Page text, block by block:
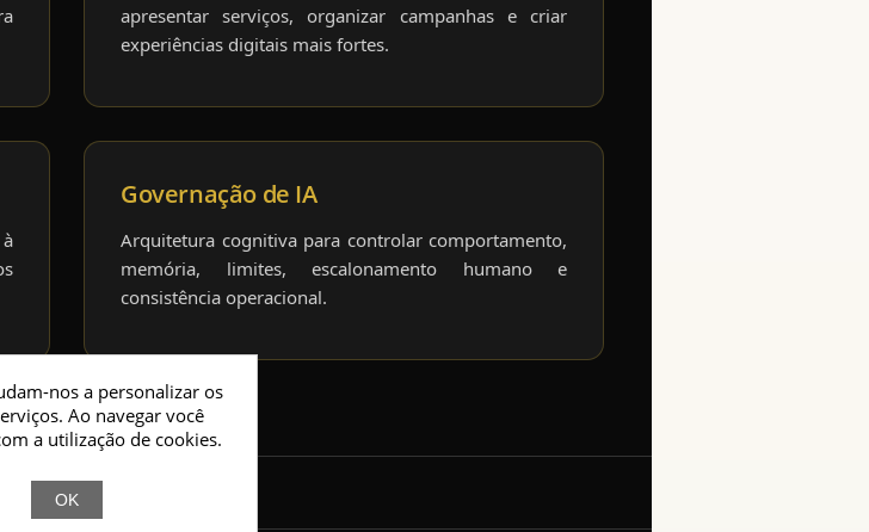
apresentar serviços, organizar campanhas e criar
experiências digitais mais fortes.
Governação de IA
Arquitetura cognitiva para controlar comportamento,
memória, limites, escalonamento humano e
consistência operacional.
nos a personalizar os
Ao navegar você
a utilização de cookies.
OK